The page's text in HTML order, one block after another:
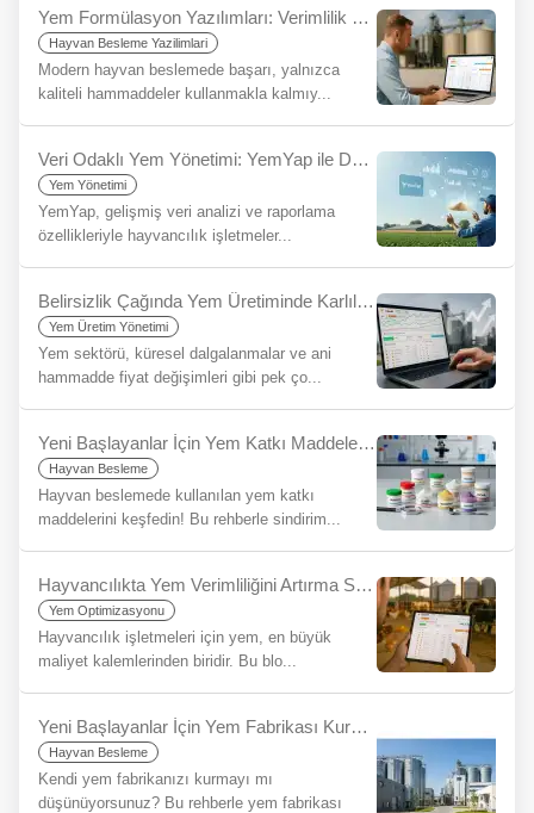
Yem Formülasyon Yazılımları: Verimlilik ve Karlılığın Anahtarı
Hayvan Besleme Yazilimlari
Modern hayvan beslemede başarı, yalnızca
kaliteli hammaddeler kullanmakla kalmıy...
Veri Odaklı Yem Yönetimi: YemYap ile Daha Bilinçli Kararlar Alın, Sürdürülebilirliğinizi Artırın
Yem Yönetimi
YemYap, gelişmiş veri analizi ve raporlama
özellikleriyle hayvancılık işletmeler...
Belirsizlik Çağında Yem Üretiminde Karlılığı Korumak: Rasyon Yazılımlarının Stratejik Önemi
Yem Üretim Yönetimi
Yem sektörü, küresel dalgalanmalar ve ani
hammadde fiyat değişimleri gibi pek ço...
Yeni Başlayanlar İçin Yem Katkı Maddeleri Nelerdir?
Hayvan Besleme
Hayvan beslemede kullanılan yem katkı
maddelerini keşfedin! Bu rehberle sindirim...
Hayvancılıkta Yem Verimliliğini Artırma Stratejileri: YemYap ile Maksimum Fayda
Yem Optimizasyonu
Hayvancılık işletmeleri için yem, en büyük
maliyet kalemlerinden biridir. Bu blo...
Yeni Başlayanlar İçin Yem Fabrikası Kurulumu: Adım Adım Rehber
Hayvan Besleme
Kendi yem fabrikanızı kurmayı mı
düşünüyorsunuz? Bu rehberle yem fabrikası